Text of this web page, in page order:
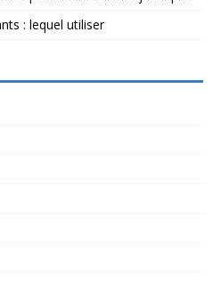
: lequel utiliser